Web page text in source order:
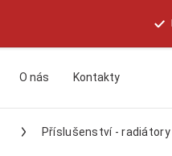
O nás Kontakty
Příslušenství - radiátory